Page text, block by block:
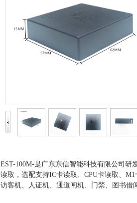
EST-100M-是广东东信智能科技有限公司研
读取，选配支持IC卡读取、CPU卡读取、
访客机、人证机、通道闸机、门禁、图书借